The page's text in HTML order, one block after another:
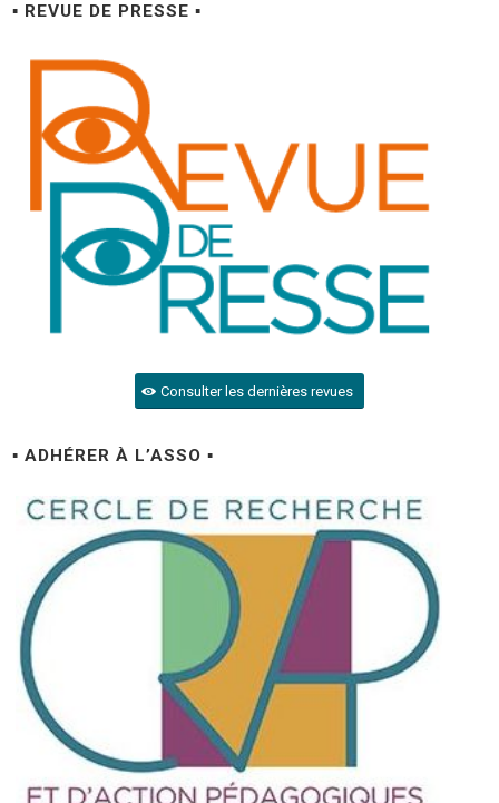
▪ REVUE DE PRESSE ▪
Consulter les dernières revues
▪ ADHÉRER À L’ASSO ▪